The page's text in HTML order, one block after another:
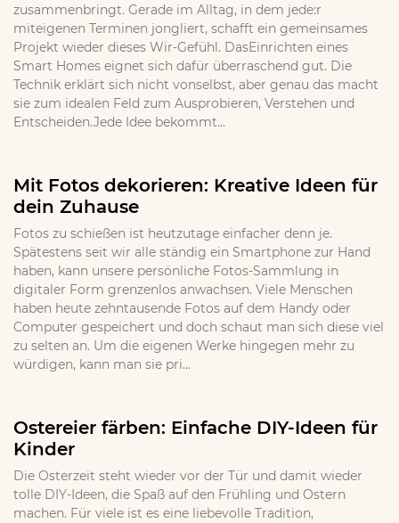
zusammenbringt. Gerade im Alltag, in dem jede:r
miteigenen Terminen jongliert, schafft ein gemeinsames
Projekt wieder dieses Wir-Gefühl. DasEinrichten eines
Smart Homes eignet sich dafür überraschend gut. Die
Technik erklärt sich nicht vonselbst, aber genau das macht
sie zum idealen Feld zum Ausprobieren, Verstehen und
Entscheiden.Jede Idee bekommt...
Mit Fotos dekorieren: Kreative Ideen für
dein Zuhause
Fotos zu schießen ist heutzutage einfacher denn je.
Spätestens seit wir alle ständig ein Smartphone zur Hand
haben, kann unsere persönliche Fotos-Sammlung in
digitaler Form grenzenlos anwachsen. Viele Menschen
haben heute zehntausende Fotos auf dem Handy oder
Computer gespeichert und doch schaut man sich diese viel
zu selten an. Um die eigenen Werke hingegen mehr zu
würdigen, kann man sie pri...
Ostereier färben: Einfache DIY-Ideen für
Kinder
Die Osterzeit steht wieder vor der Tür und damit wieder
tolle DIY-Ideen, die Spaß auf den Frühling und Ostern
machen. Für viele ist es eine liebevolle Tradition,